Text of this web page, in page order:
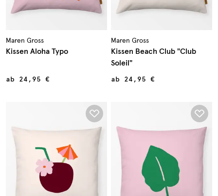
Maren Gross
Kissen Aloha Typo
ab 24,95 €
Maren Gross
Kissen Beach Club "Club
Soleil"
ab 24,95 €